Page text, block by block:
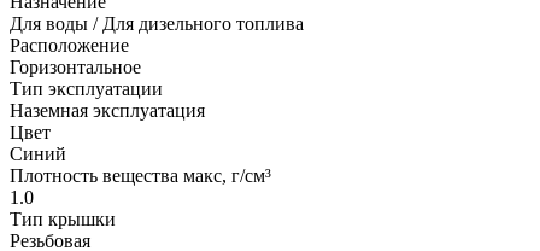
Для воды / Для дизельного топлива
Расположение
Горизонтальное
Тип эксплуатации
Наземная эксплуатация
Цвет
Синий
Плотность вещества макс, г/см³
1.0
Тип крышки
Резьбовая